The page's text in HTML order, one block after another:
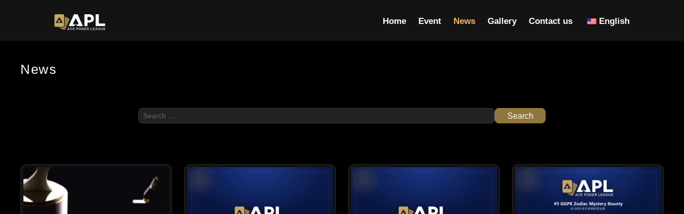
Home Event News Gallery Contact us English
News
Search
for: